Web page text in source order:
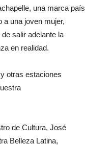
una marca país
a una joven mujer,
salir adelante la
en realidad.
otras estaciones
de Cultura, José
Belleza Latina,